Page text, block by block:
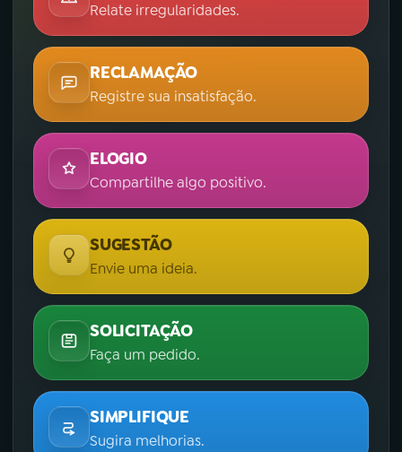
Relate irregularidades.
RECLAMAÇÃO
Registre sua insatisfação.
ELOGIO
Compartilhe algo positivo.
SUGESTÃO
Envie uma ideia.
SOLICITAÇÃO
Faça um pedido.
SIMPLIFIQUE
Sugira melhorias.